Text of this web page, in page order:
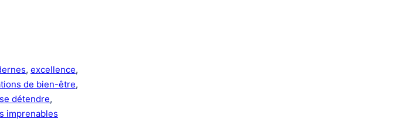
, excellence
de bien-être
détendre
imprenables